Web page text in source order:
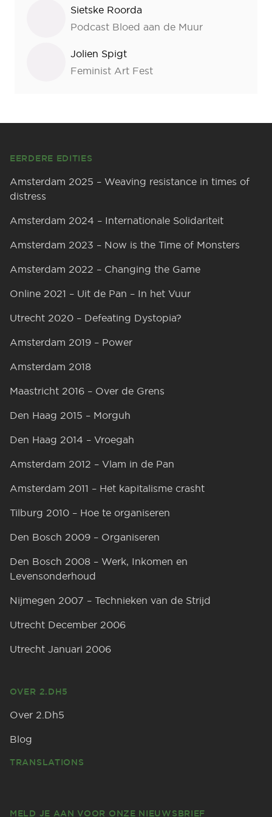
Sietske Roorda
Podcast Bloed aan de Muur
Jolien Spigt
Feminist Art Fest
EERDERE EDITIES
Amsterdam 2025 – Weaving resistance in times of
distress
Amsterdam 2024 – Internationale Solidariteit
Amsterdam 2023 – Now is the Time of Monsters
Amsterdam 2022 – Changing the Game
Online 2021 – Uit de Pan – In het Vuur
Utrecht 2020 – Defeating Dystopia?
Amsterdam 2019 – Power
Amsterdam 2018
Maastricht 2016 – Over de Grens
Den Haag 2015 – Morguh
Den Haag 2014 – Vroegah
Amsterdam 2012 – Vlam in de Pan
Amsterdam 2011 – Het kapitalisme crasht
Tilburg 2010 – Hoe te organiseren
Den Bosch 2009 – Organiseren
Den Bosch 2008 – Werk, Inkomen en
Levensonderhoud
Nijmegen 2007 – Technieken van de Strijd
Utrecht December 2006
Utrecht Januari 2006
OVER 2.DH5
Over 2.Dh5
Blog
TRANSLATIONS
MELD JE AAN VOOR ONZE NIEUWSBRIEF